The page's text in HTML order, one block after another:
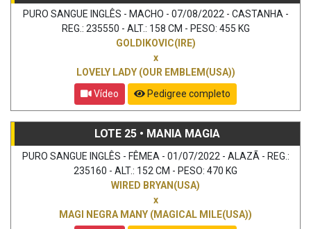
PURO SANGUE INGLÊS - MACHO - 07/08/2022 - CASTANHA -
REG.: 235550 - ALT.: 158 CM - PESO: 455 KG
GOLDIKOVIC(IRE)
x
LOVELY LADY (OUR EMBLEM(USA))
Vídeo
Pedigree completo
LOTE 25 • MANIA MAGIA
PURO SANGUE INGLÊS - FÊMEA - 01/07/2022 - ALAZÃ - REG.:
235160 - ALT.: 152 CM - PESO: 470 KG
WIRED BRYAN(USA)
x
MAGI NEGRA MANY (MAGICAL MILE(USA))